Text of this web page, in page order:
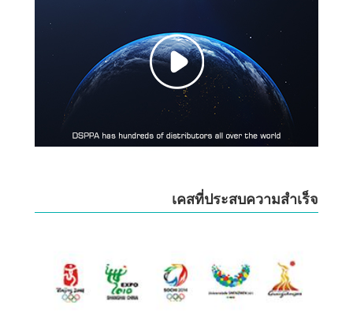
เคสที่ประสบความสำเร็จ